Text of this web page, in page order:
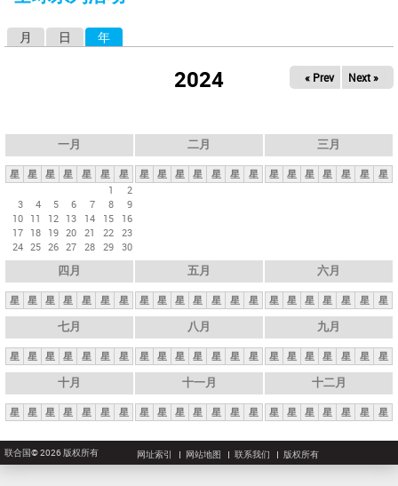
月 日 年
2024 « Prev Next »
一月
星 星 星 星 星 星
星
1
2
3
4 5 6 7 8
9
10 11 12 13 14 15
16
17 18 19 20 21 22 23
24 25 26 27 28 29 30
二月
星 星 星 星 星 星 星
三月
星 星 星 星 星 星 星
四月
星 星 星 星 星 星 星
五月
星 星 星 星 星 星 星
六月
星 星 星 星 星 星 星
七月
星 星 星 星 星 星 星
八月
星 星 星 星 星 星 星
九月
星 星 星 星 星 星 星
十月
星 星 星 星 星 星 星
十一月
星 星 星 星 星 星 星
十二月
星 星 星 星 星 星 星
联合国© 2026 版权所有 网址索引 网站地图 联系我们 版权所有